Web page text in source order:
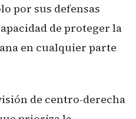
por sus defensas
de proteger la
en cualquier parte
de centro-derecha